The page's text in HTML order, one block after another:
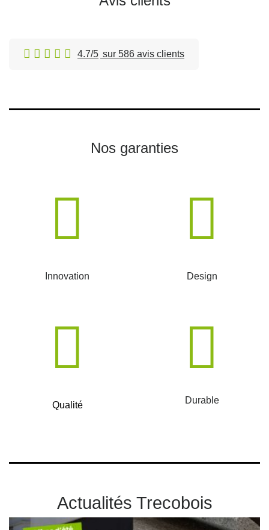
4.7/5 sur 586 avis clients
Nos garanties
Innovation Design
Qualité Durable
Actualités Trecobois